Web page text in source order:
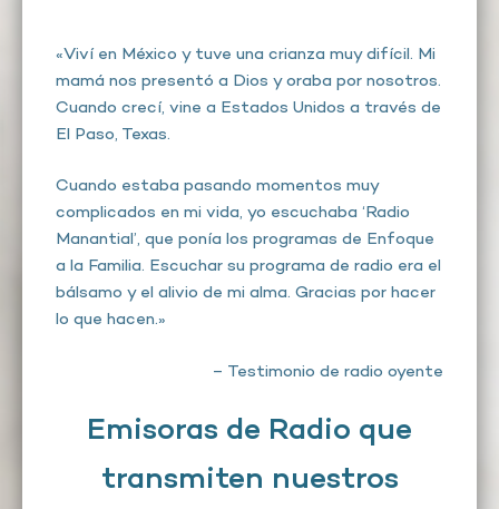
«Viví en México y tuve una crianza muy difícil. Mi
mamá nos presentó a Dios y oraba por nosotros.
Cuando crecí, vine a Estados Unidos a través de
El Paso, Texas.
Cuando estaba pasando momentos muy
complicados en mi vida, yo escuchaba ‘Radio
Manantial’, que ponía los programas de Enfoque
a la Familia. Escuchar su programa de radio era el
bálsamo y el alivio de mi alma. Gracias por hacer
lo que hacen.»
– Testimonio de radio oyente
Emisoras de Radio que
transmiten nuestros